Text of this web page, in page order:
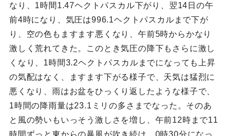
なり、1時間1.47ヘクトパスカル下がり、翌14日の午
前4時になり、気圧は996.1ヘクトパスカルまで下が
り、空の色もますます悪くなり、午前5時からかなり
激しく荒れてきた。このとき気圧の降下もさらに激し
くなり、1時間3.2ヘクトパスカルまでになっても上昇
の気配はなく、ますます下がる様子で、天気は猛烈に
悪くなり、雨はお盆をひっくり返したような様子で、
1時間の降雨量は23.1ミリの多さまでなった。そのあ
と風の勢いもいっそう激しさを増し、午前12時まで11
時間ずっと東からの暴風が吹き続け、0時30分になっ